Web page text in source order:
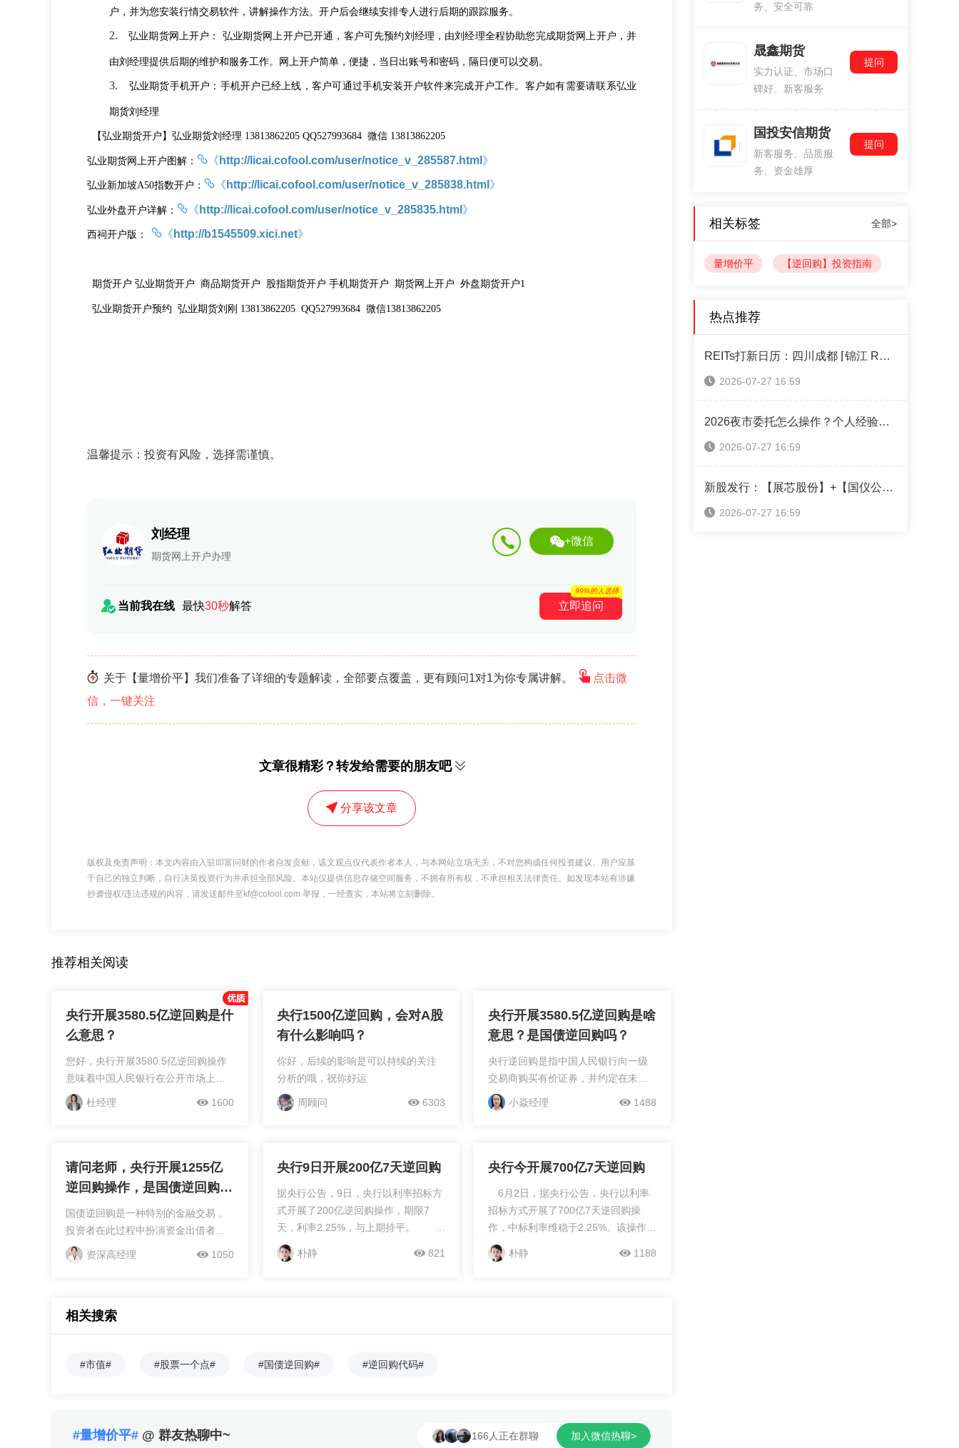
户，并为您安装行情交易软件，讲解操作方法。开户后会继续安排专人进行后期的跟踪服务。
2. 弘业期货网上开户： 弘业期货网上开户已开通，客户可先预约刘经理，由刘经理全程协助您完成期货网上开户，并
由刘经理提供后期的维护和服务工作。网上开户简单，便捷，当日出账号和密码，隔日便可以交易。
3. 弘业期货手机开户：手机开户已经上线，客户可通过手机安装开户软件来完成开户工作。客户如有需要请联系弘业
期货刘经理
【弘业期货开户】弘业期货刘经理 13813862205 QQ527993684 微信 13813862205
弘业期货网上开户图解： 《 http://licai.cofool.com/user/notice_v_285587.html 》
弘业新加坡A50指数开户： 《 http://licai.cofool.com/user/notice_v_285838.html 》
弘业外盘开户详解： 《 http://licai.cofool.com/user/notice_v_285835.html 》
西祠开户版： 《 http://b1545509.xici.net》
期货开户 弘业期货开户 商品期货开户 股指期货开户 手机期货开户 期货网上开户 外盘期货开户1
弘业期货开户预约 弘业期货刘刚 13813862205 QQ527993684 微信13813862205
温馨提示：投资有风险，选择需谨慎。
刘经理
期货网上开户办理
+微信
当前我在线 最快30秒解答 立即追问
99%的人选择
关于【量增价平】我们准备了详细的专题解读，全部要点覆盖，更有顾问1对1为你专属讲解。
点击微
信，一键关注
文章很精彩？转发给需要的朋友吧
分享该文章
版权及免责声明：本文内容由入驻叩富问财的作者自发贡献，该文观点仅代表作者本人，与本网站立场无关，不对您构成任何投资建议。用户应基
于自己的独立判断，自行决策投资行为并承担全部风险。本站仅提供信息存储空间服务，不拥有所有权，不承担相关法律责任。如发现本站有涉嫌
抄袭侵权/违法违规的内容，请发送邮件至kf@cofool.com 举报，一经查实，本站将立刻删除。
推荐相关阅读
央行开展3580.5亿逆回购是什
么意思？
您好，央行开展3580.5亿逆回购操作
意味着中国人民银行在公开市场上通
过逆回购的方式向市场注入了3580.5
亿元人民币的流动性，以维护银行体
杜经理 1600
央行1500亿逆回购，会对A股
有什么影响吗？
你好，后续的影响是可以持续的关注
分析的哦，祝你好运
周顾问 6303
央行开展3580.5亿逆回购是啥
意思？是国债逆回购吗？
央行逆回购是指中国人民银行向一级
交易商购买有价证券，并约定在未来
特定日期将有价证券卖还给一级交易
商的交易行为。这种操作的主要目的
小焱经理 1488
请问老师，央行开展1255亿
逆回购操作，是国债逆回购
吗？
国债逆回购是一种特别的金融交易，
投资者在此过程中扮演资金出借者的
角色，通过售出逆回购合约，锁定未
来某时以既定价格回购的条件，同时
资深高经理 1050
央行9日开展200亿7天逆回购
据央行公告，9日，央行以利率招标方
式开展了200亿逆回购操作，期限7
天，利率2.25%，与上期持平。 从
上周五开始，央行将逆回购逐步缩
量。今日继续缩量至200亿的规模，显
朴静 821
央行今开展700亿7天逆回购
6月2日，据央行公告，央行以利率
招标方式开展了700亿7天逆回购操
作，中标利率维稳于2.25%。该操作量
较昨日的950亿缩量。鉴于今日逆回购
到期量为750亿，故当日实现资金净回
朴静 1188
相关搜索
#市值# #股票一个点# #国债逆回购# #逆回购代码#
#量增价平# @ 群友热聊中~ 166人正在群聊 加入微信热聊>
务、安全可靠
晟鑫期货
实力认证、市场口
碑好、新客服务
提问
国投安信期货
新客服务、品质服
务、资金雄厚
提问
相关标签 全部>
量增价平 【逆回购】投资指南
热点推荐
REITs打新日历：四川成都 ⌈锦江 REIT⌋ 本周四售！（附认购操作指南）
2026-07-27 16:59
2026夜市委托怎么操作？个人经验攻略全分享
2026-07-27 16:59
新股发行：【展芯股份】+【国仪公司】+【超纯应材】本周可申购！（附打新神器）
2026-07-27 16:59